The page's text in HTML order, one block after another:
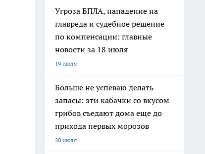
Угроза БПЛА, нападение на
главреда и судебное решение
по компенсации: главные
новости за 18 июля
19 июля
Больше не успеваю делать
запасы: эти кабачки со вкусом
грибов съедают дома еще до
прихода первых морозов
20 июля